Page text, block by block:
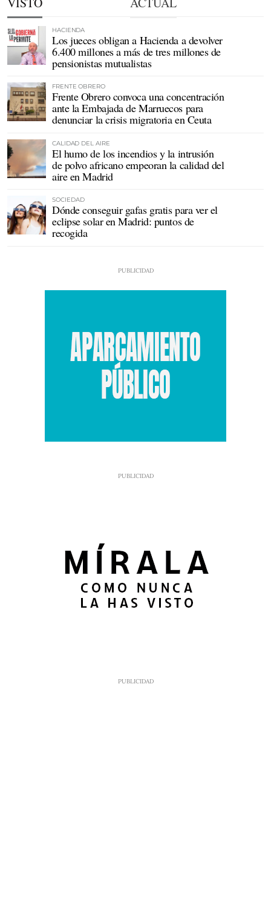
HACIENDA
Los jueces obligan a Hacienda a devolver
6.400 millones a más de tres millones de
pensionistas mutualistas
FRENTE OBRERO
Frente Obrero convoca una concentración
ante la Embajada de Marruecos para
denunciar la crisis migratoria en Ceuta
CALIDAD DEL AIRE
El humo de los incendios y la intrusión
de polvo africano empeoran la calidad del
aire en Madrid
SOCIEDAD
Dónde conseguir gafas gratis para ver el
eclipse solar en Madrid: puntos de
recogida